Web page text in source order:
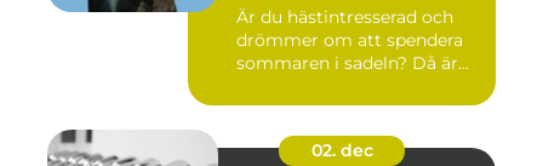
Är du hästintresserad och
drömmer om att spendera
sommaren i sadeln? Då är...
02. dec